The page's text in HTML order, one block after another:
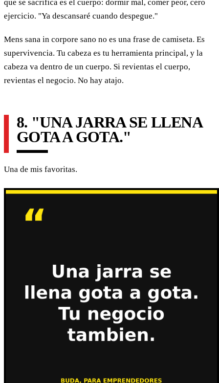
que se sacrifica es el cuerpo: dormir mal, comer peor, cero
ejercicio. "Ya descansaré cuando despegue."
Mens sana in corpore sano no es una frase de camiseta. Es
supervivencia. Tu cabeza es tu herramienta principal, y la
cabeza va dentro de un cuerpo. Si revientas el cuerpo,
revientas el negocio. No hay atajo.
8. "UNA JARRA SE LLENA
GOTA A GOTA."
Una de mis favoritas.